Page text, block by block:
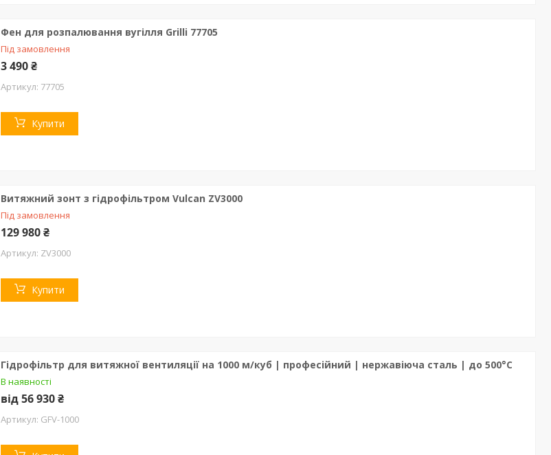
Фен для розпалювання вугілля Grilli 77705
Під замовлення
3 490 ₴
77705
Купити
Витяжний зонт з гідрофільтром Vulcan ZV3000
Під замовлення
129 980 ₴
ZV3000
Купити
Гідрофільтр для витяжної вентиляції на 1000 м/куб | професійний | нержавіюча сталь | до 500°C
В наявності
від 56 930 ₴
GFV-1000